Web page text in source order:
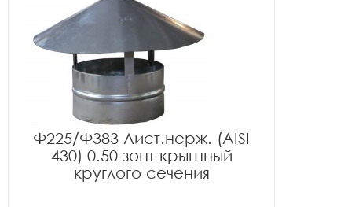
Ф225/Ф383 Лист.нерж. (AISI
430) 0.50 зонт крышный
круглого сечения